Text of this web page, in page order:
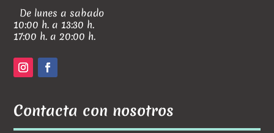
De lunes a sabado
10:00 h. a 13:30 h.
17:00 h. a 20:00 h.
Contacta con nosotros